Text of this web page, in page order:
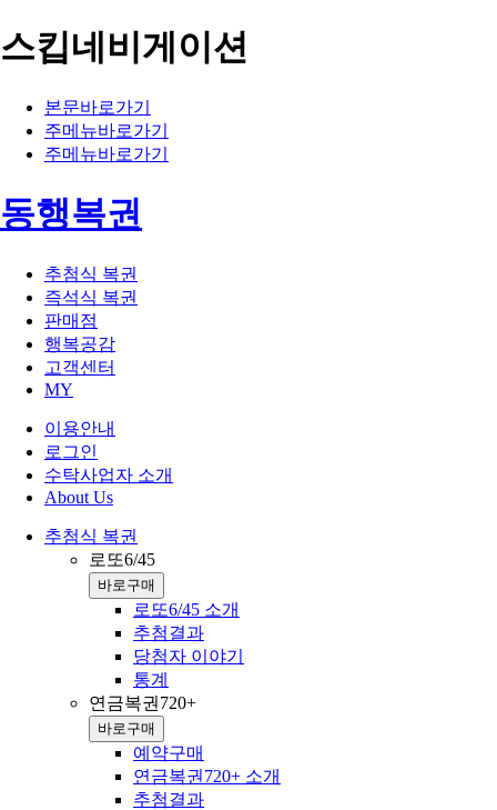
스킵네비게이션
본문바로가기
주메뉴바로가기
주메뉴바로가기
동행복권
추첨식 복권
즉석식 복권
판매점
행복공감
고객센터
MY
이용안내
로그인
수탁사업자 소개
About Us
추첨식 복권
로또6/45
바로구매
로또6/45 소개
추첨결과
당첨자 이야기
통계
연금복권720+
바로구매
예약구매
연금복권720+ 소개
추첨결과